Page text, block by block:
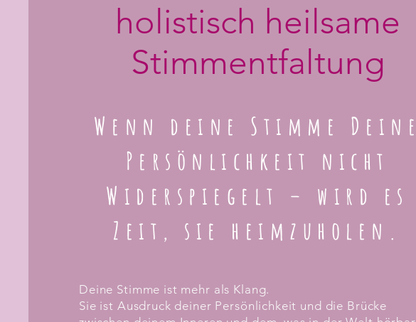
holistisch heilsame
Stimmentfaltung
Wenn deine Stimme Deine
Persönlichkeit nicht
Widerspiegelt – wird es
Zeit, sie heimzuholen.
Deine Stimme ist mehr als Klang.
Sie ist Ausdruck deiner Persönlichkeit und die Brücke